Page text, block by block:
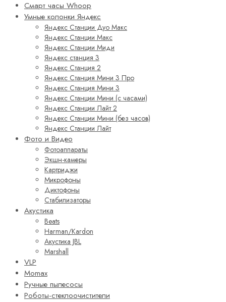
Смарт часы Whoop
Умные колонки Яндекс
Яндекс Станции Дуо Макс
Яндекс Станции Макс
Яндекс Станции Миди
Яндекс станция 3
Яндекс Станция 2
Яндекс Станция Мини 3 Про
Яндекс Станция Мини 3
Яндекс Станции Мини (с часами)
Яндекс Станции Лайт 2
Яндекс Станции Мини (без часов)
Яндекс Станции Лайт
Фото и Видео
Фотоаппараты
Экшн-камеры
Картриджи
Микрофоны
Диктофоны
Стабилизаторы
Акустика
Beats
Harman/Kardon
Акустика JBL
Marshall
VLP
Momax
Ручные пылесосы
Роботы-стеклоочистители